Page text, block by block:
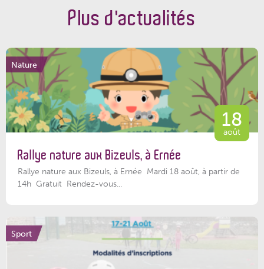
Plus d'actualités
Nature
18
août
Rallye nature aux Bizeuls, à Ernée
Rallye nature aux Bizeuls, à Ernée Mardi 18 août, à partir de
14h Gratuit Rendez-vous...
Sport